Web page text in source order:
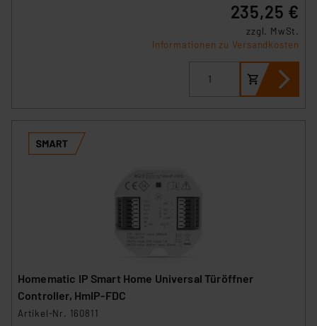
235,25 €
zzgl. MwSt.
Informationen zu Versandkosten
Homematic IP Smart Home Universal Türöffner
Controller, HmIP-FDC
Artikel-Nr. 160811